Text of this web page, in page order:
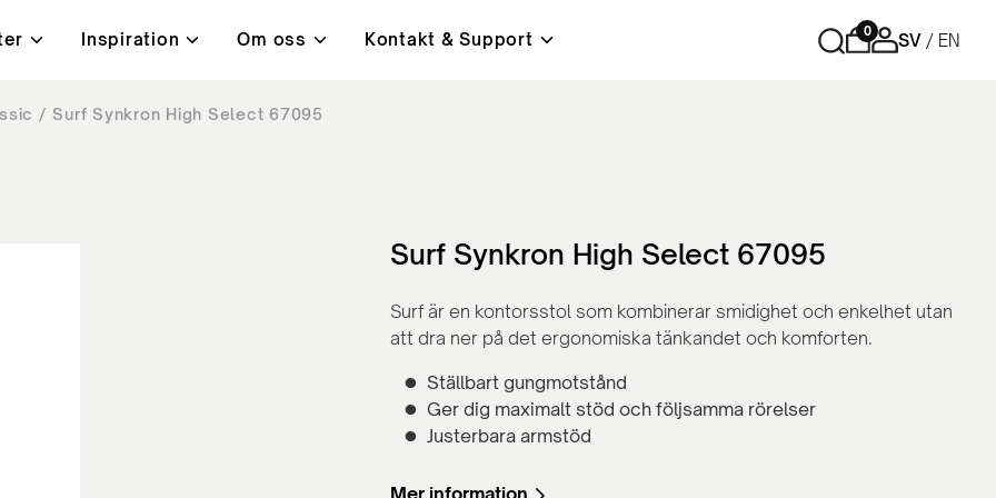
Bord
Café- och lunchrumsbord
Skåp med skjutdörrar
Bokhyllor
Personlig förvaring
Inspiration
Kundcase
Om oss
kvalitet & miljö Lanab 24H - Alltid på lager
Kontakt & Support
Kontakt
0 SV EN
Surf Synkron High Select 67095
Surf Synkron High Select 67095
Surf är en kontorsstol som kombinerar smidighet och enkelhet utan
att dra ner på det ergonomiska tänkandet och komforten.
Ställbart gungmotstånd
Ger dig maximalt stöd och följsamma rörelser
Justerbara armstöd